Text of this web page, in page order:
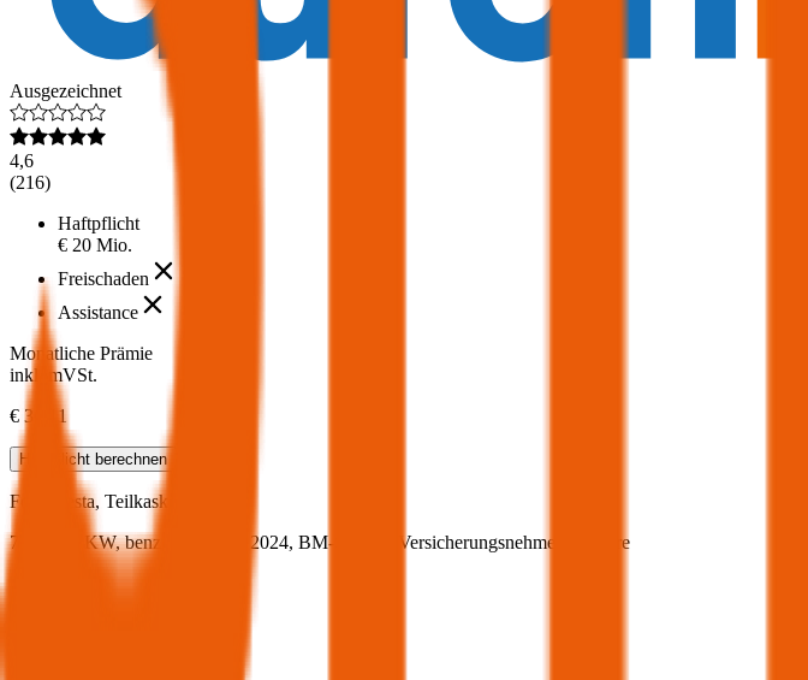
Ausgezeichnet
4,6
(216)
Haftpflicht
€ 20 Mio.
Freischaden
Assistance
Monatliche Prämie
inkl. mVSt.
€ 36,11
Haftpflicht berechnen
Ford
Fiesta, Teilkasko
75 PS/55 KW, benzin, Baujahr 2024, BM-Stufe , Versicherungsnehmer 30 Jahre